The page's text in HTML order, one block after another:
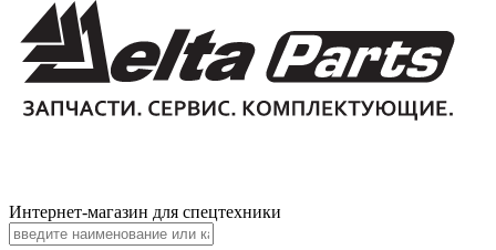
Интернет-магазин для спецтехники